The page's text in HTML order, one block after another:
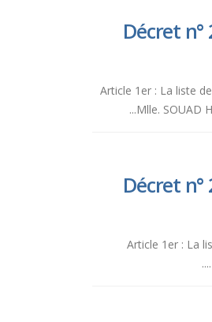
Décret
Article 1er : La liste
Mlle. SOUAD
Décret
Article 1er : La